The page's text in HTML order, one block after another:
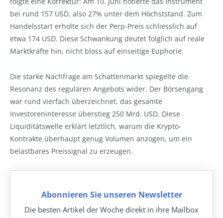
bei rund 157 USD, also 27% unter dem Höchststand. Zum
Handelsstart erholte sich der Perp-Preis schliesslich auf
etwa 174 USD. Diese Schwankung deutet folglich auf reale
Marktkräfte hin, nicht bloss auf einseitige Euphorie.
Die starke Nachfrage am Schattenmarkt spiegelte die
Resonanz des regulären Angebots wider. Der Börsengang
war rund vierfach überzeichnet, das gesamte
Investoreninteresse überstieg 250 Mrd. USD. Diese
Liquiditätswelle erklärt letztlich, warum die Krypto-
Kontrakte überhaupt genug Volumen anzogen, um ein
belastbares Preissignal zu erzeugen.
Abonnieren Sie unseren Newsletter
Die besten Artikel der Woche direkt in ihre Mailbox